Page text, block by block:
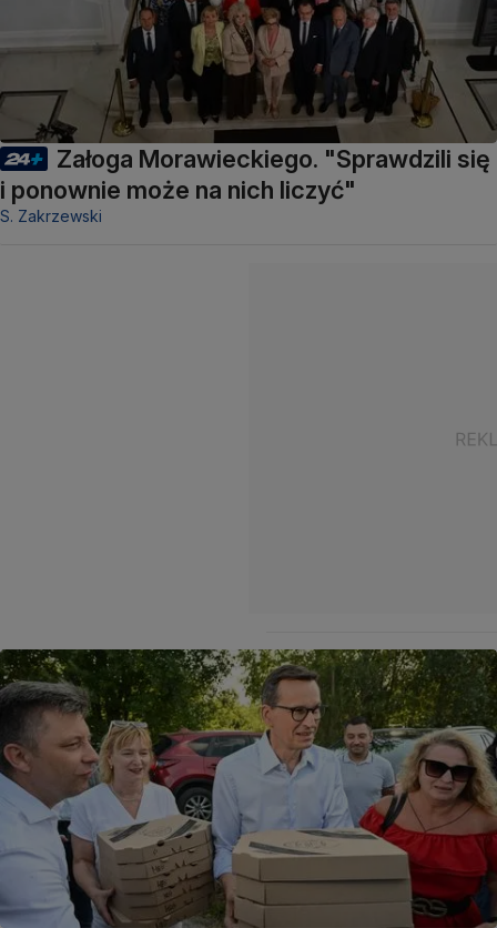
Załoga Morawieckiego. "Sprawdzili się
i ponownie może na nich liczyć"
S. Zakrzewski